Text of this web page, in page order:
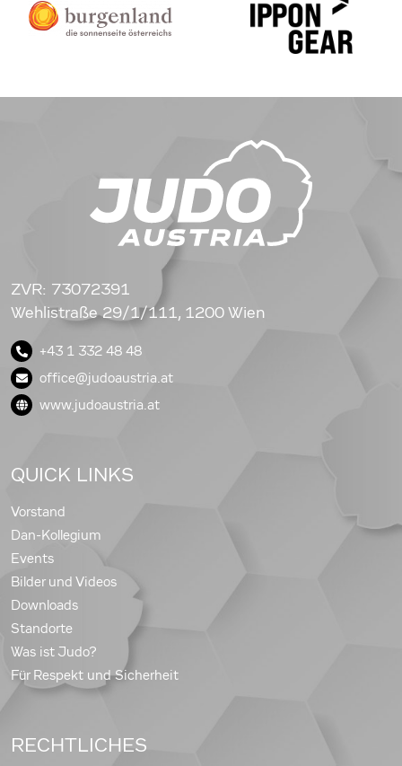
ZVR: 73072391
Wehlistraße 29/1/111, 1200 Wien
+43 1 332 48 48
office@judoaustria.at
www.judoaustria.at
QUICK LINKS
Vorstand
Dan-Kollegium
Events
Bilder und Videos
Downloads
Standorte
Was ist Judo?
Für Respekt und Sicherheit
RECHTLICHES